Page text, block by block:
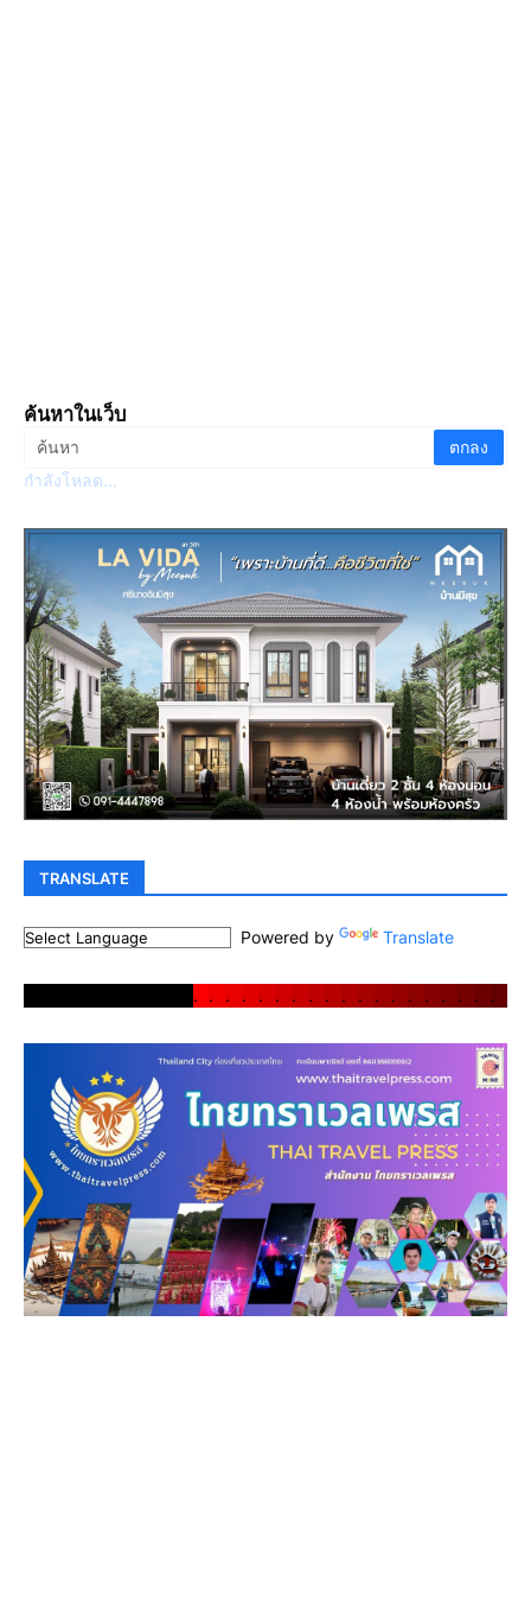
ค้นหาในเว็บ
กำลังโหลด...
TRANSLATE
Powered by Translate
. . . . . . . . . . . . . . . . . . .